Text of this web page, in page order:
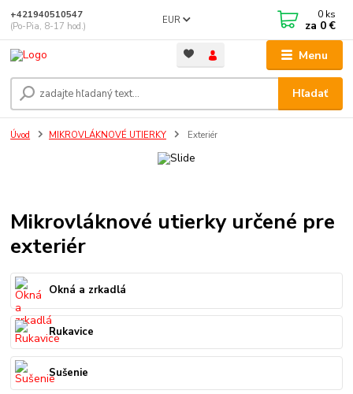
Menu
EUR
Hľadať
+421940510547
(Po-Pia, 8-17 hod.)
0 ks
za 0 €
Úvod MIKROVLÁKNOVÉ UTIERKY Exteriér
Mikrovláknové utierky určené pre
exteriér
Okná a zrkadlá
Rukavice
Sušenie